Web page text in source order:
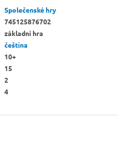
Společenské hry
745125876702
základní hra
čeština
10+
15
2
4